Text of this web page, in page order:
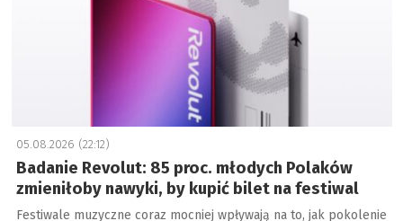
05.08.2026 (22:12)
Badanie Revolut: 85 proc. młodych Polaków
zmieniłoby nawyki, by kupić bilet na festiwal
Festiwale muzyczne coraz mocniej wpływają na to, jak pokolenie